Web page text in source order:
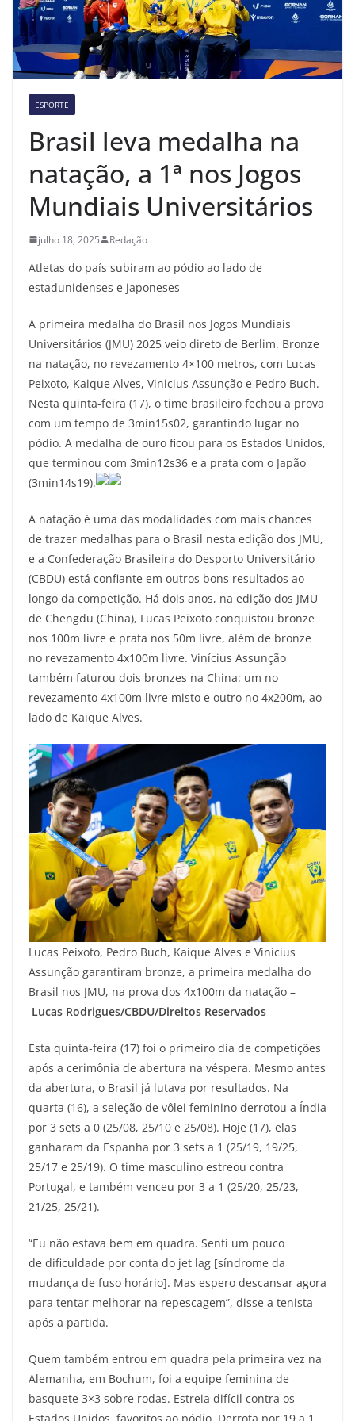
ESPORTE
Brasil leva medalha na
natação, a 1ª nos Jogos
Mundiais Universitários
julho 18, 2025 Redação
Atletas do país subiram ao pódio ao lado de
estadunidenses e japoneses
A primeira medalha do Brasil nos Jogos Mundiais
Universitários (JMU) 2025 veio direto de Berlim. Bronze
na natação, no revezamento 4×100 metros, com Lucas
Peixoto, Kaique Alves, Vinicius Assunção e Pedro Buch.
Nesta quinta-feira (17), o time brasileiro fechou a prova
com um tempo de 3min15s02, garantindo lugar no
pódio. A medalha de ouro ficou para os Estados Unidos,
que terminou com 3min12s36 e a prata com o Japão
(3min14s19).
A natação é uma das modalidades com mais chances
de trazer medalhas para o Brasil nesta edição dos JMU,
e a Confederação Brasileira do Desporto Universitário
(CBDU) está confiante em outros bons resultados ao
longo da competição. Há dois anos, na edição dos JMU
de Chengdu (China), Lucas Peixoto conquistou bronze
nos 100m livre e prata nos 50m livre, além de bronze
no revezamento 4x100m livre. Vinícius Assunção
também faturou dois bronzes na China: um no
revezamento 4x100m livre misto e outro no 4x200m, ao
lado de Kaique Alves.
Lucas Peixoto, Pedro Buch, Kaique Alves e Vinícius
Assunção garantiram bronze, a primeira medalha do
Brasil nos JMU, na prova dos 4x100m da natação –
Lucas Rodrigues/CBDU/Direitos Reservados
Esta quinta-feira (17) foi o primeiro dia de competições
após a cerimônia de abertura na véspera. Mesmo antes
da abertura, o Brasil já lutava por resultados. Na
quarta (16), a seleção de vôlei feminino derrotou a Índia
por 3 sets a 0 (25/08, 25/10 e 25/08). Hoje (17), elas
ganharam da Espanha por 3 sets a 1 (25/19, 19/25,
25/17 e 25/19). O time masculino estreou contra
Portugal, e também venceu por 3 a 1 (25/20, 25/23,
21/25, 25/21).
“Eu não estava bem em quadra. Senti um pouco
de dificuldade por conta do jet lag [síndrome da
mudança de fuso horário]. Mas espero descansar agora
para tentar melhorar na repescagem”, disse a tenista
após a partida.
Quem também entrou em quadra pela primeira vez na
Alemanha, em Bochum, foi a equipe feminina de
basquete 3×3 sobre rodas. Estreia difícil contra os